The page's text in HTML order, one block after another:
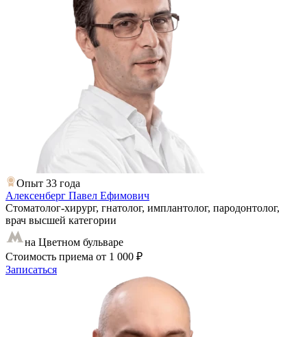
Опыт 33 года
Алексенберг Павел Ефимович
Стоматолог-хирург, гнатолог, имплантолог, пародонтолог,
врач высшей категории
на Цветном бульваре
Стоимость приема от 1 000 ₽
Записаться